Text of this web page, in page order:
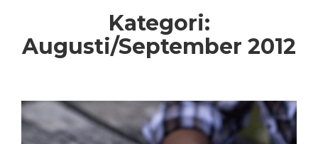
Kategori:
Augusti/September 2012